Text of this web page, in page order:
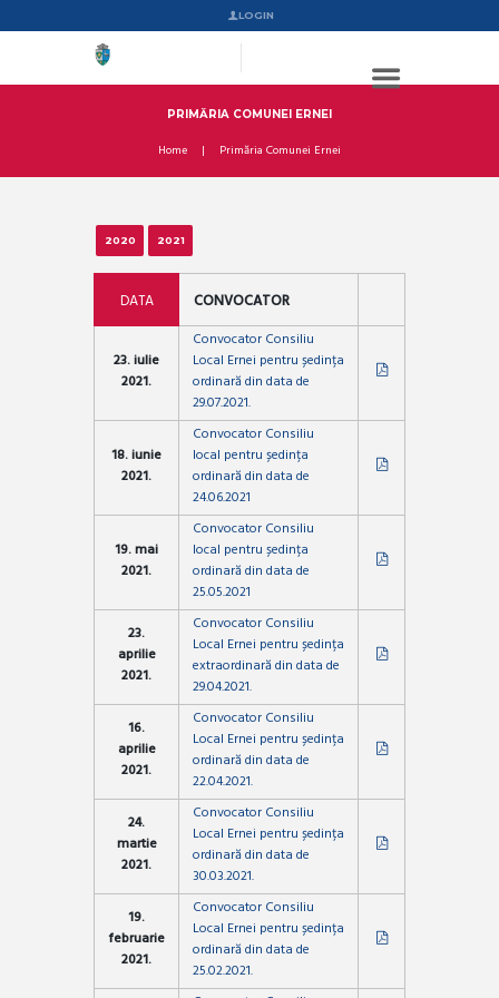
LOGIN
PRIMĂRIA COMUNEI ERNEI
Home Primăria Comunei Ernei
2020 2021
DATA CONVOCATOR
23. iulie
2021.
Convocator Consiliu
Local Ernei pentru ședința
ordinară din data de
29.07.2021.
18. iunie
2021.
Convocator Consiliu
local pentru ședința
ordinară din data de
24.06.2021
19. mai
2021.
Convocator Consiliu
local pentru ședința
ordinară din data de
25.05.2021
23.
aprilie
2021.
Convocator Consiliu
Local Ernei pentru ședința
extraordinară din data de
29.04.2021.
16.
aprilie
2021.
Convocator Consiliu
Local Ernei pentru ședința
ordinară din data de
22.04.2021.
24.
martie
2021.
Convocator Consiliu
Local Ernei pentru ședința
ordinară din data de
30.03.2021.
19.
februarie
2021.
Convocator Consiliu
Local Ernei pentru ședința
ordinară din data de
25.02.2021.